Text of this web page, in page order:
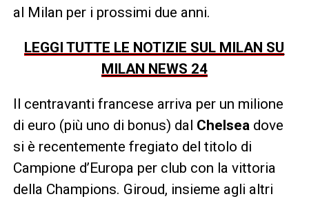
al Milan per i prossimi due anni.
LEGGI TUTTE LE NOTIZIE SUL MILAN SU
MILAN NEWS 24
Il centravanti francese arriva per un milione
di euro (più uno di bonus) dal Chelsea dove
si è recentemente fregiato del titolo di
Campione d’Europa per club con la vittoria
della Champions. Giroud, insieme agli altri